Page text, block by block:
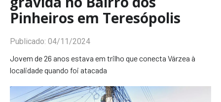
Pinheiros em Teresópolis
Publicado: 04/11/2024
Jovem de 26 anos estava em trilho que conecta Várzea à
localidade quando foi atacada